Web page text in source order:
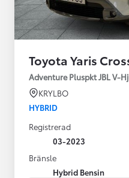
Toyota Yaris
Adventure Pluspkt JBL V-
KRYLBO
HYBRID
Registrerad
03-2023
Bränsle
Hybrid Bensin